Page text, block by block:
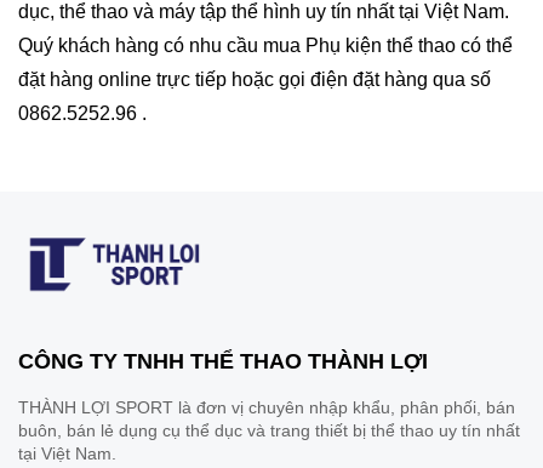
dục, thể thao và máy tập thể hình uy tín nhất tại Việt Nam.
Quý khách hàng có nhu cầu mua Phụ kiện thể thao có thể
đặt hàng online trực tiếp hoặc gọi điện đặt hàng qua số
0862.5252.96 .
CÔNG TY TNHH THỂ THAO THÀNH LỢI
THÀNH LỢI SPORT là đơn vị chuyên nhập khẩu, phân phối, bán
buôn, bán lẻ dụng cụ thể dục và trang thiết bị thể thao uy tín nhất
tại Việt Nam.